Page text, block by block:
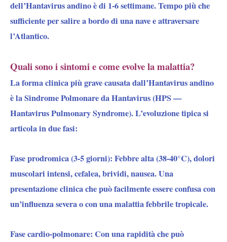
dell’Hantavirus andino è di 1-6 settimane. Tempo più che
sufficiente per salire a bordo di una nave e attraversare
l’Atlantico.
Quali sono i sintomi e come evolve la malattia?
La forma clinica più grave causata dall’Hantavirus andino
è la Sindrome Polmonare da Hantavirus (HPS —
Hantavirus Pulmonary Syndrome). L’evoluzione tipica si
articola in due fasi:
Fase prodromica (3-5 giorni): Febbre alta (38-40°C), dolori
muscolari intensi, cefalea, brividi, nausea. Una
presentazione clinica che può facilmente essere confusa con
un’influenza severa o con una malattia febbrile tropicale.
Fase cardio-polmonare: Con una rapidità che può